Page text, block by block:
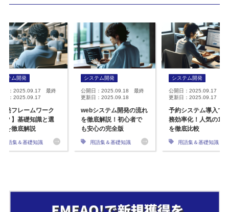
ステム開発
日：2025.09.17 最終
日：2025.09.17
発フレームワーク
？】基礎知識と選
を徹底解説
用語集＆基礎知識
システム開発
公開日：2025.09.18 最終
更新日：2025.09.18
webシステム開発の流れ
を徹底解説！初心者で
も安心の完全版
用語集＆基礎知識
システム開発
公開日：2025.09.17 最
更新日：2025.09.17
予約システム導入で
務効率化！人気の12
を徹底比較
用語集＆基礎知識